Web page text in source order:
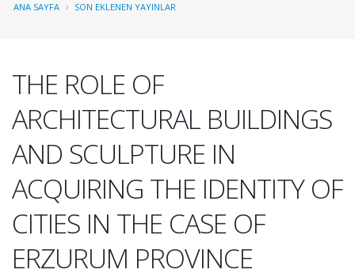
ANA SAYFA SON EKLENEN YAYINLAR
THE ROLE OF
ARCHITECTURAL BUILDINGS
AND SCULPTURE IN
ACQUIRING THE IDENTITY OF
CITIES IN THE CASE OF
ERZURUM PROVINCE